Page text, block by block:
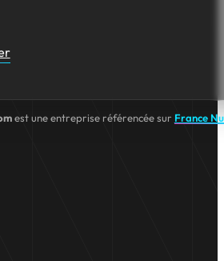
est une entreprise référencée sur France